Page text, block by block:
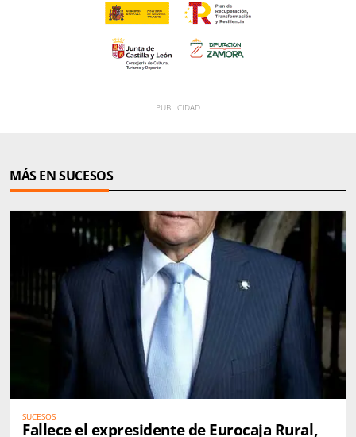
MÁS EN SUCESOS
SUCESOS
Fallece el expresidente de Eurocaja Rural,